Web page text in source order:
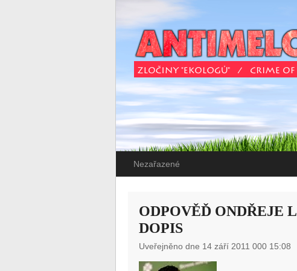
Nezařazené
ODPOVĚĎ ONDŘEJE
DOPIS
Uveřejněno dne 14 září 2011 000 15:08